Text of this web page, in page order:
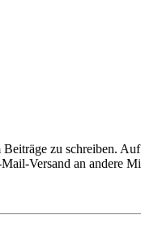
zu schreiben.
Versand an andere